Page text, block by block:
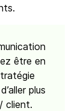
être en
plus
client.